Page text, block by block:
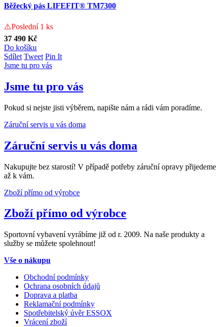
Běžecký pás LIFEFIT® TM7300
⚠️Poslední 1 ks
37 490 Kč
Do košíku
Sdílet Tweet Pin It
Jsme tu pro vás
Jsme tu pro vás
Pokud si nejste jisti výběrem, napište nám a rádi vám poradíme.
Záruční servis u vás doma
Záruční servis u vás doma
Nakupujte bez starostí! V případě potřeby záruční opravy přijedeme
až k vám.
Zboží přímo od výrobce
Zboží přímo od výrobce
Sportovní vybavení vyrábíme již od r. 2009. Na naše produkty a
služby se můžete spolehnout!
Vše o nákupu
Obchodní podmínky
Ochrana osobních údajů
Doprava a platba
Reklamační podmínky
Spotřebitelský úvěr ESSOX
Vrácení zboží